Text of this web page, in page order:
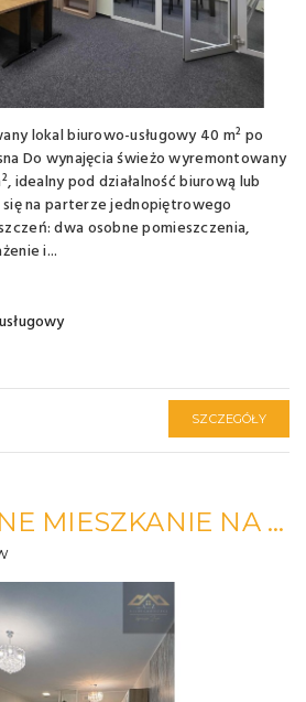
lokal biurowo-usługowy 40 m² po
Do wynajęcia świeżo wyremontowany
idealny pod działalność biurową lub
się na parterze jednopiętrowego
dwa osobne pomieszczenia,
i...
SZCZEGÓŁY
NOWOCZESNE MIESZKANIE NA NOWYM OSIEDLU